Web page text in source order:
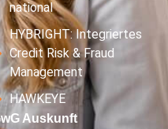
national
HYBRIGHT: Integriertes
Credit Risk & Fraud
Management
HAWKEYE
Auskunft